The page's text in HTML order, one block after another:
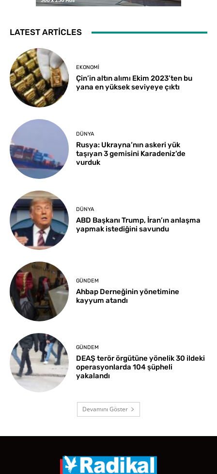
LATEST ARTICLES
EKONOMI
Çin’in altın alımı Ekim 2023’ten bu
yana en yüksek seviyeye çıktı
DÜNYA
Rusya: Ukrayna’nın askeri yük
taşıyan 3 gemisini Karadeniz’de
vurduk
DÜNYA
ABD Başkanı Trump, İran’ın anlaşma
yapmak istediğini savundu
GÜNDEM
Ahbap Derneğinin yönetimine
kayyum atandı
GÜNDEM
DEAŞ terör örgütüne yönelik 30 ildeki
operasyonlarda 104 şüpheli
yakalandı
Devamını Göster